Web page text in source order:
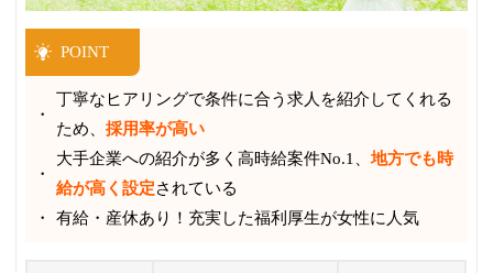
POINT
丁寧なヒアリングで条件に合う求人を紹介してくれる
ため、採用率が高い
大手企業への紹介が多く高時給案件No.1、地方でも時
給が高く設定されている
有給・産休あり！充実した福利厚生が女性に人気